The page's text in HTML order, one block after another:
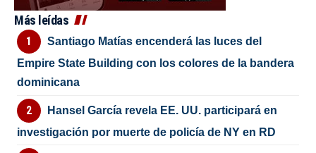
Más leídas
Santiago Matías encenderá las luces del
Empire State Building con los colores de la bandera
dominicana
Hansel García revela EE. UU. participará en
investigación por muerte de policía de NY en RD